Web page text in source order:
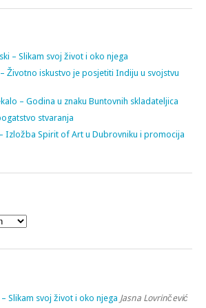
– Slikam svoj život i oko njega
Životno iskustvo je posjetiti Indiju u svojstvu
– Godina u znaku Buntovnih skladateljica
stvaranja
Izložba Spirit of Art u Dubrovniku i promocija
Slikam svoj život i oko njega Jasna Lovrinčević